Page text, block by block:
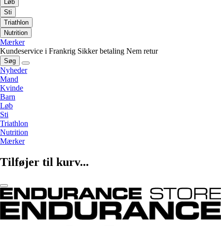
Løb
Sti
Triathlon
Nutrition
Mærker
Kundeservice i Frankrig Sikker betaling Nem retur
Søg
Nyheder
Mand
Kvinde
Barn
Løb
Sti
Triathlon
Nutrition
Mærker
Tilføjer til kurv...